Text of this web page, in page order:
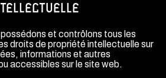
et contrôlons tous les
droits de propriété intellectuelle sur
informations et autres
accessibles sur le site web.